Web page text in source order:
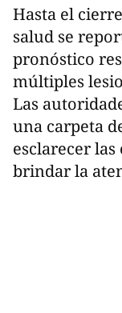
Hasta el
salud se
pronóstico
múltiples
Las
una carpeta
esclarecer
brindar la